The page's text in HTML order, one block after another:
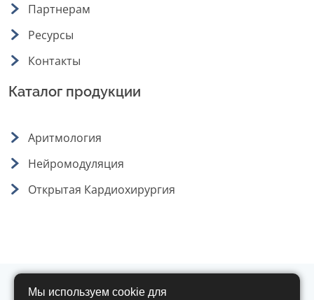
Партнерам
Ресурсы
Контакты
Каталог продукции
Аритмология
Нейромодуляция
Открытая Кардиохирургия
Мы используем cookie для